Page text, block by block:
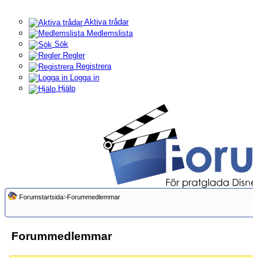
Aktiva trådar
Medlemslista
Sök
Regler
Registrera
Logga in
Hjälp
Forumstartsida>Forummedlemmar
Forummedlemmar